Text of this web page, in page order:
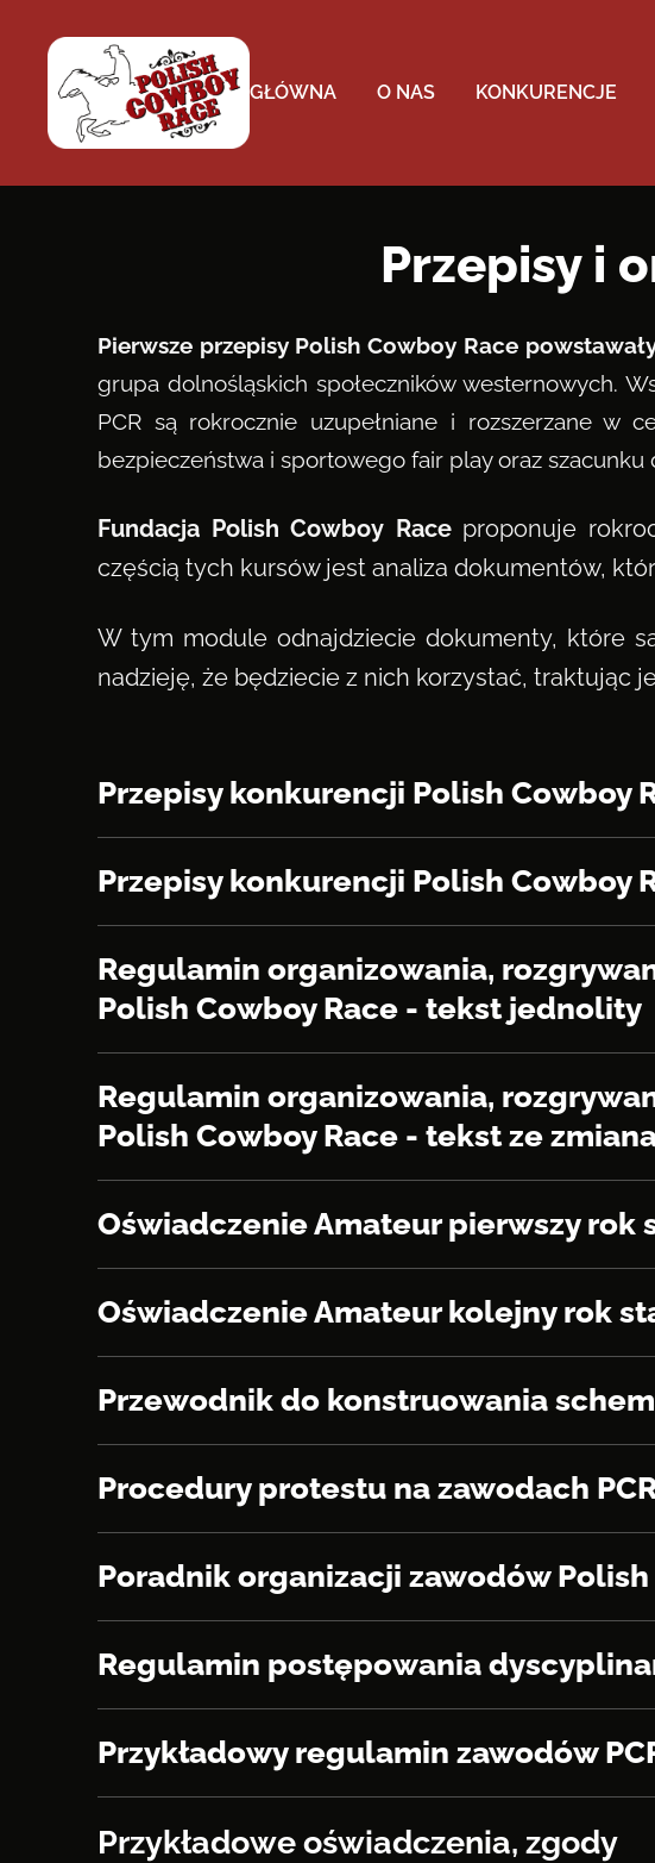
GŁÓWNA O NAS KONKURENCJE
Przepisy i
Pierwsze przepisy Polish Cowboy Race
grupa dolnośląskich społeczników westernowych.
PCR są rokrocznie uzupełniane i rozszerzane w
bezpieczeństwa i sportowego fair play oraz szacunku
Fundacja Polish Cowboy Raceproponuje
częścią tych kursów jest analiza dokumentów,
W tym module odnajdziecie dokumenty, które
nadzieję, że będziecie z nich korzystać, traktując
Przepisy konkurencji Polish Cowboy
Przepisy konkurencji Polish Cowboy
Regulamin organizowania,
Polish Cowboy Race - tekst jednolity
Regulamin organizowania,
Polish Cowboy Race - tekst ze
Oświadczenie Amateur pierwszy rok
Oświadczenie Amateur kolejny rok
Przewodnik do konstruowania
Procedury protestu na zawodach
Poradnik organizacji zawodów Polish
Regulamin postępowania
Przykładowy regulamin zawodów
Przykładowe oświadczenia, zgody